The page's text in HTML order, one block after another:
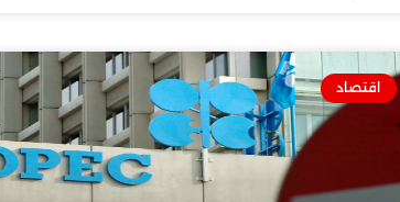
اقتصاد